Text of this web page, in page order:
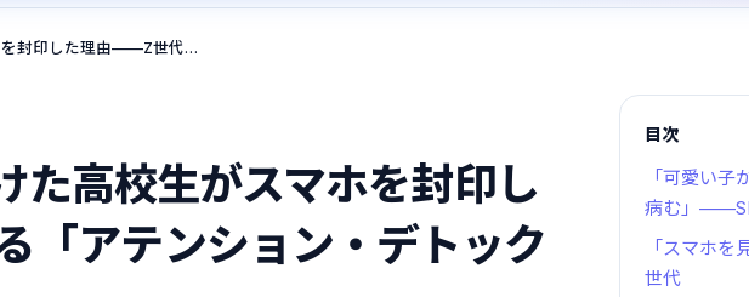
Instagramを9時間見続けた高校生がスマホを封印した理由——Z世代に広がる「アテンション・デトックス」とは
高校生がスマホを封印し
アテンション・デトック
目次
「可愛い子
病む」
「スマホ
世代